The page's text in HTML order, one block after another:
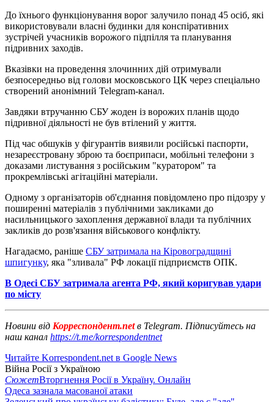
До їхнього функціонування ворог залучило понад 45 осіб, які
використовували власні будинки для конспіративних
зустрічей учасників ворожого підпілля та планування
підривних заходів.
Вказівки на проведення злочинних дій отримували
безпосередньо від голови московського ЦК через спеціально
створений анонімний Telegram-канал.
Завдяки втручанню СБУ жоден із ворожих планів щодо
підривної діяльності не був втілений у життя.
Під час обшуків у фігурантів виявили російські паспорти,
незареєстровану зброю та боєприпаси, мобільні телефони з
доказами листування з російським "куратором" та
прокремлівські агітаційні матеріали.
Одному з організаторів об'єднання повідомлено про підозру у
поширенні матеріалів з публічними закликами до
насильницького захоплення державної влади та публічних
закликів до розв'язання військового конфлікту.
Нагадаємо, раніше СБУ затримала на Кіровоградщині
шпигунку, яка "зливала" РФ локації підприємств ОПК.
В Одесі СБУ затримала агента РФ, який коригував удари
по місту
Новини від Корреспондент.netв Telegram. Підписуйтесь на
наш канал https://t.me/korrespondentnet
Читайте Korrespondent.net в Google News
Війна Росії з Україною
СюжетВторгнення Росії в Україну. Онлайн
Одеса зазнала масованої атаки